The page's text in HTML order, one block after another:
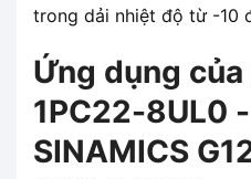
trong dải nhiệt độ từ -10
Ứng dụng
1PC22-8UL0
SINAMICS